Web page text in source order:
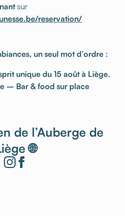
sur
reservation/
un seul mot d’ordre :
unique du 15 août à Liège.
– Bar & food sur place
de l’Auberge de
🌐